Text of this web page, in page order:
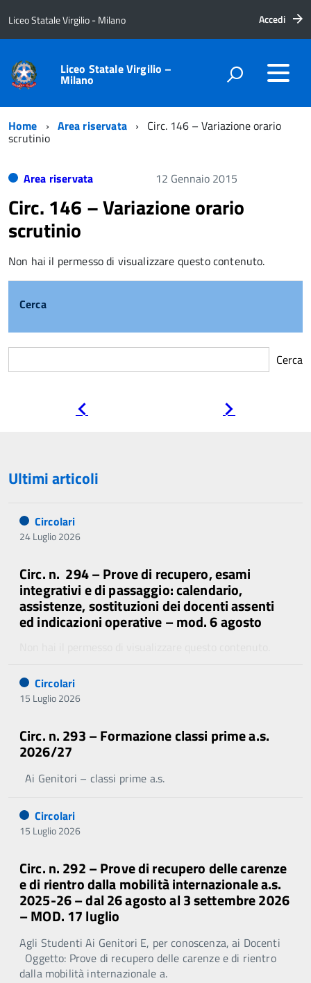
Liceo Statale Virgilio - Milano Accedi
Liceo Statale Virgilio –
Milano
Home Area riservata Circ. 146 – Variazione orario
scrutinio
Area riservata 12 Gennaio 2015
Circ. 146 – Variazione orario
scrutinio
Non hai il permesso di visualizzare questo contenuto.
Cerca
Cerca
Ultimi articoli
Circolari
24 Luglio 2026
Circ. n. 294 – Prove di recupero, esami
integrativi e di passaggio: calendario,
assistenze, sostituzioni dei docenti assenti
ed indicazioni operative – mod. 6 agosto
Circolari
15 Luglio 2026
Circ. n. 293 – Formazione classi prime a.s.
2026/27
Ai Genitori – classi prime a.s.
Circolari
15 Luglio 2026
Circ. n. 292 – Prove di recupero delle carenze
e di rientro dalla mobilità internazionale a.s.
2025-26 – dal 26 agosto al 3 settembre 2026
– MOD. 17 luglio
Agli Studenti Ai Genitori E, per conoscenza, ai Docenti
Oggetto: Prove di recupero delle carenze e di rientro
dalla mobilità internazionale a.